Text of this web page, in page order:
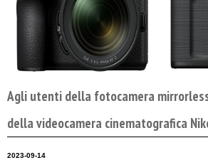
Agli utenti della fotocamera
della videocamera cinematografica
2023-09-14